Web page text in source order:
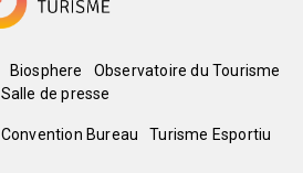
Biosphere
Observatoire du Tourisme
Salle de presse
Convention Bureau Turisme Esportiu